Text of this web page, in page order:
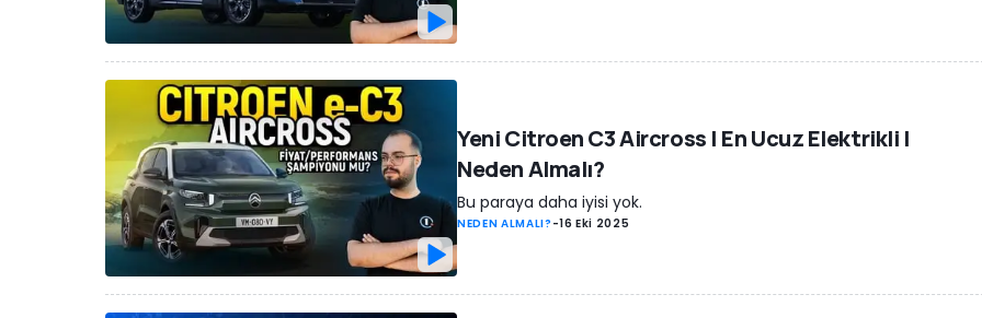
Yeni Citroen C3 Aircross | En Ucuz Elektrikli |
Neden Almalı?
Bu paraya daha iyisi yok.
NEDEN ALMALI? -16 Eki 2025